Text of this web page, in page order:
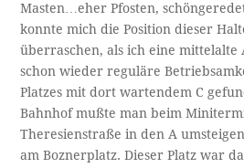
Masten…eher Pfosten,
konnte mich die Position dieser
überraschen, als ich eine mittelalte
schon wieder reguläre
Platzes mit dort wartendem C
Bahnhof mußte man beim
Theresienstraße in den A
am Boznerplatz. Dieser Platz war